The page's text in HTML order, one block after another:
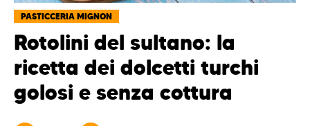
PASTICCERIA MIGNON
Rotolini del sultano: la
ricetta dei dolcetti turchi
golosi e senza cottura